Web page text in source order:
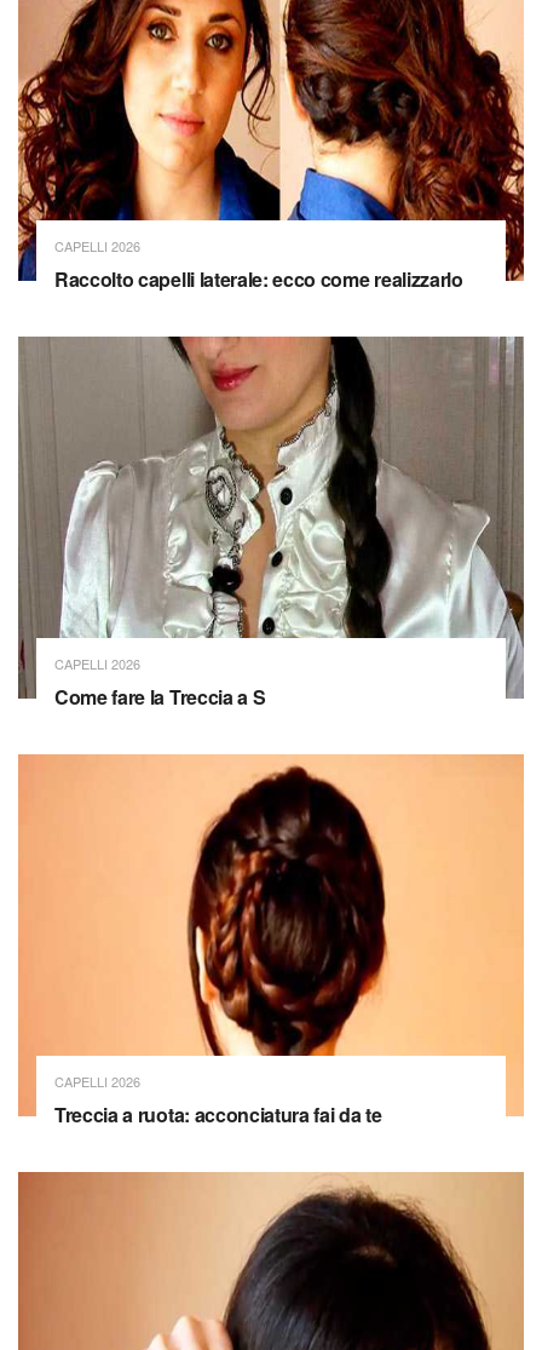
CAPELLI 2026
Raccolto capelli laterale: ecco come realizzarlo
CAPELLI 2026
Come fare la Treccia a S
CAPELLI 2026
Treccia a ruota: acconciatura fai da te